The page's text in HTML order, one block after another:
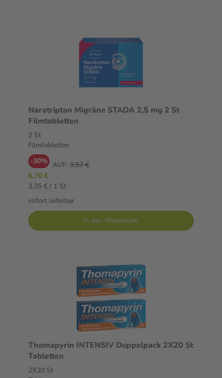
Naratriptan Migräne STADA 2,5 mg 2 St
Filmtabletten
2 St
Filmtabletten
-30% AVP: 9,57 €
6,70 €
3,35 € / 1 St
sofort lieferbar
In den Warenkorb
Thomapyrin INTENSIV Doppelpack 2X20 St
Tabletten
2X20 St